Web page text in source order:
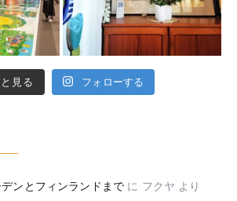
見る フォローする
ンとフィンランドまで に フクヤ より